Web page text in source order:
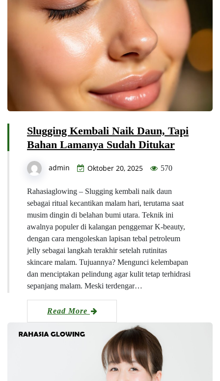
Slugging Kembali Naik Daun, Tapi
Bahan Lamanya Sudah Ditukar
admin Oktober 20, 2025 570
Rahasiaglowing – Slugging kembali naik daun
sebagai ritual kecantikan malam hari, terutama saat
musim dingin di belahan bumi utara. Teknik ini
awalnya populer di kalangan penggemar K-beauty,
dengan cara mengoleskan lapisan tebal petroleum
jelly sebagai langkah terakhir setelah rutinitas
skincare malam. Tujuannya? Mengunci kelembapan
dan menciptakan pelindung agar kulit tetap terhidrasi
sepanjang malam. Meski terdengar…
Read More